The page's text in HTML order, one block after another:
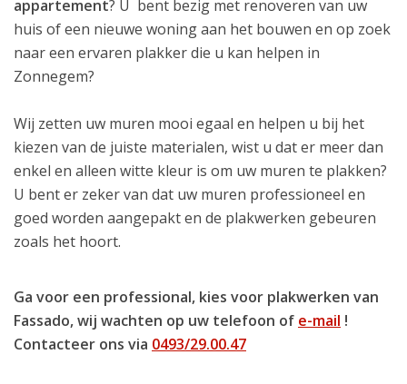
appartement? U bent bezig met renoveren van uw
huis of een nieuwe woning aan het bouwen en op zoek
naar een ervaren plakker die u kan helpen in
Zonnegem?
Wij zetten uw muren mooi egaal en helpen u bij het
kiezen van de juiste materialen, wist u dat er meer dan
enkel en alleen witte kleur is om uw muren te plakken?
U bent er zeker van dat uw muren professioneel en
goed worden aangepakt en de plakwerken gebeuren
zoals het hoort.
Ga voor een professional, kies voor plakwerken van
Fassado, wij wachten op uw telefoon of e-mail !
Contacteer ons via 0493/29.00.47